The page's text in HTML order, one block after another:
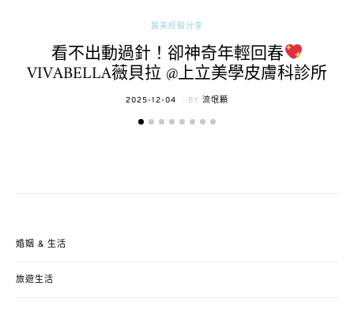
醫美經驗分享
看不出動過針！卻神奇年輕回春
VIVABELLA薇貝拉 @上立美學皮膚科診所
POSTED
2025-12-04 BY 流氓顆
婚姻 & 生活
旅遊生活